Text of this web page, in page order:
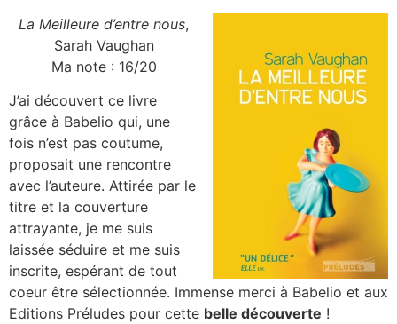
La Meilleure d’entre nous,
Sarah Vaughan
Ma note : 16/20
J’ai découvert ce livre
grâce à Babelio qui, une
fois n’est pas coutume,
proposait une rencontre
avec l’auteure. Attirée par le
titre et la couverture
attrayante, je me suis
laissée séduire et me suis
inscrite, espérant de tout
coeur être sélectionnée. Immense merci à Babelio et aux
Editions Préludes pour cette belle découverte !